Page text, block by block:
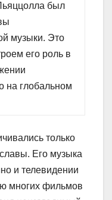
был
музыки. Это
его роль в
на глобальном
только
Его музыка
и телевидении
многих фильмов